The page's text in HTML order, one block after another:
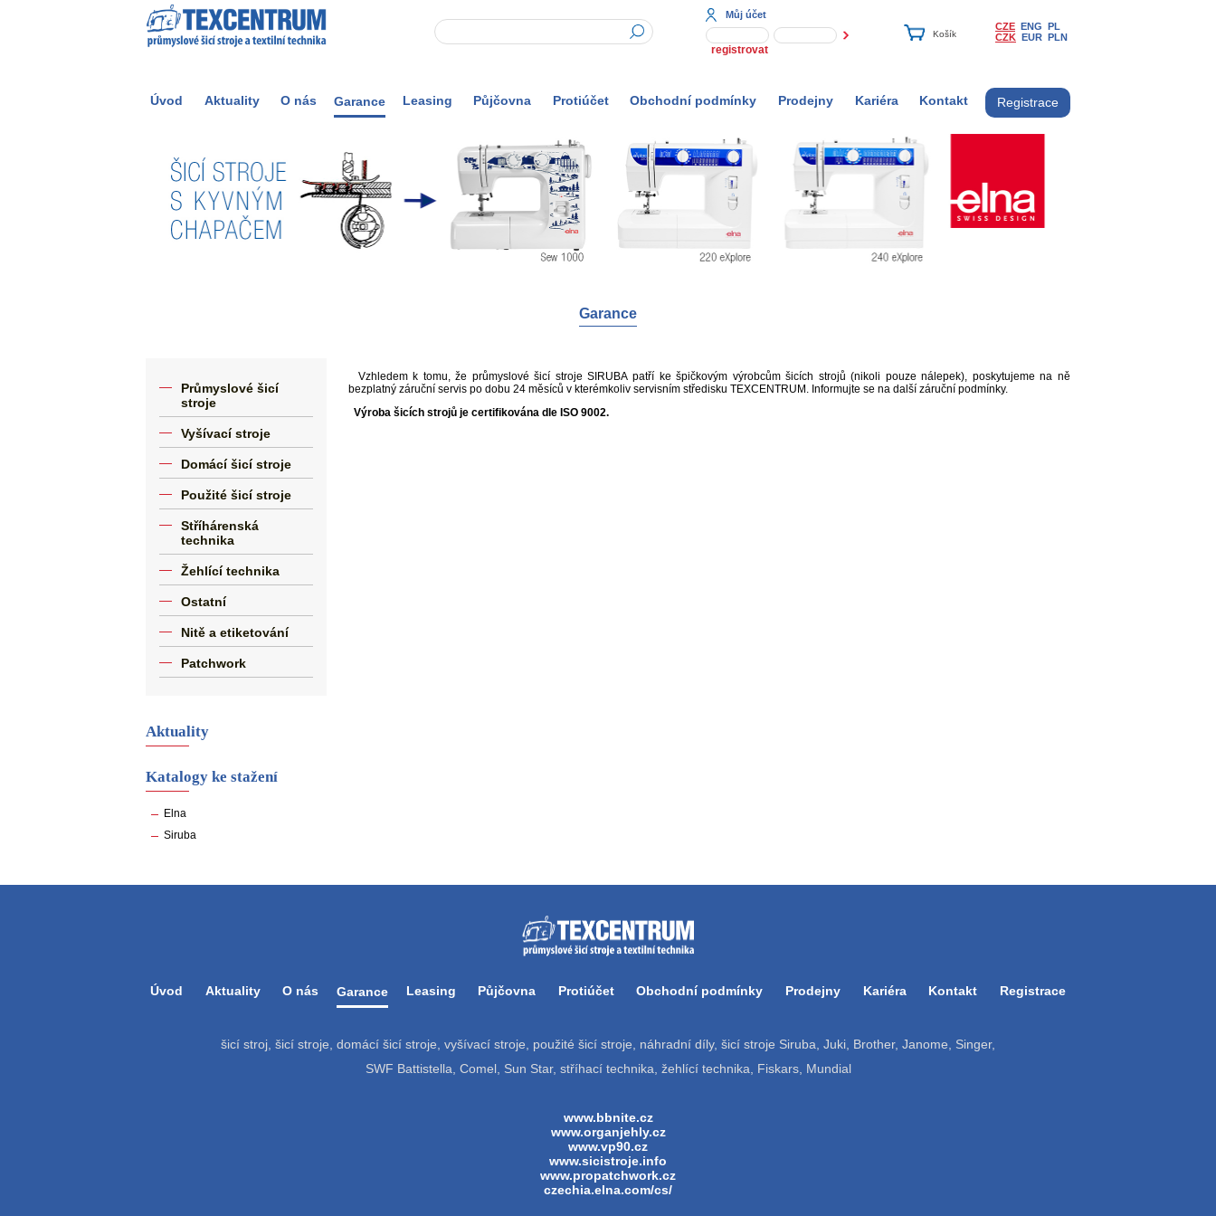
Můj účet
registrovat
CZE ENG PL
CZK EUR PLN
Úvod Aktuality O nás Garance Leasing Půjčovna Protiúčet Obchodní podmínky Prodejny Kariéra Kontakt Registrace
Garance
Průmyslové šicí
stroje
Vyšívací stroje
Domácí šicí stroje
Použité šicí stroje
Stříhárenská
technika
Žehlící technika
Ostatní
Nitě a etiketování
Patchwork
Aktuality
Katalogy ke stažení
Elna
Siruba
Vzhledem k tomu, že průmyslové šicí stroje SIRUBA patří ke špičkovým výrobcům šicích strojů (nikoli pouze nálepek), poskytujeme na ně
bezplatný záruční servis po dobu 24 měsíců v kterémkoliv servisním středisku TEXCENTRUM. Informujte se na další záruční podmínky.
Výroba šicích strojů je certifikována dle ISO 9002.
Úvod Aktuality O nás Garance Leasing Půjčovna Protiúčet Obchodní podmínky Prodejny Kariéra Kontakt Registrace
šicí stroj, šicí stroje, domácí šicí stroje, vyšívací stroje, použité šicí stroje, náhradní díly, šicí stroje Siruba, Juki, Brother, Janome, Singer,
SWF Battistella, Comel, Sun Star, stříhací technika, žehlící technika, Fiskars, Mundial
www.bbnite.cz
www.organjehly.cz
www.vp90.cz
www.sicistroje.info
www.propatchwork.cz
czechia.elna.com/cs/